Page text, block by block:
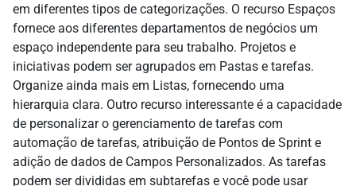
em diferentes tipos de categorizações. O recurso Espaços
fornece aos diferentes departamentos de negócios um
espaço independente para seu trabalho. Projetos e
iniciativas podem ser agrupados em Pastas e tarefas.
Organize ainda mais em Listas, fornecendo uma
hierarquia clara. Outro recurso interessante é a capacidade
de personalizar o gerenciamento de tarefas com
automação de tarefas, atribuição de Pontos de Sprint e
adição de dados de Campos Personalizados. As tarefas
podem ser divididas em subtarefas e você pode usar